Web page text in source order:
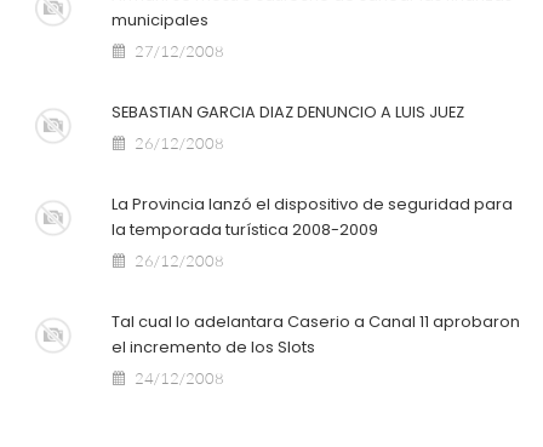
municipales
27/12/2008
SEBASTIAN GARCIA DIAZ DENUNCIO A LUIS JUEZ
26/12/2008
La Provincia lanzó el dispositivo de seguridad para
26/12/2008
Tal cual lo adelantara Caserio a Canal 11 aprobaron
el incremento de los Slots
24/12/2008